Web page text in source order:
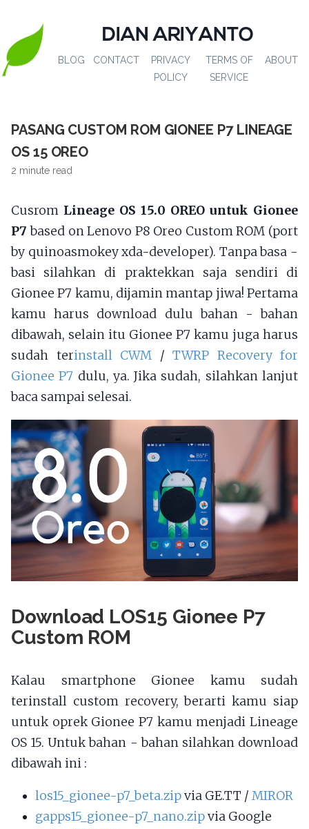
DIAN ARIYANTO
BLOG CONTACT
PRIVACY
POLICY
TERMS OF
SERVICE
ABOUT
PASANG CUSTOM ROM GIONEE P7 LINEAGE
OS 15 OREO
2 minute read
Cusrom Lineage OS 15.0 OREO untuk Gionee
P7 based on Lenovo P8 Oreo Custom ROM (port
by quinoasmokey xda-developer). Tanpa basa -
basi silahkan di praktekkan saja sendiri di
Gionee P7 kamu, dijamin mantap jiwa! Pertama
kamu harus download dulu bahan - bahan
dibawah, selain itu Gionee P7 kamu juga harus
sudah terinstall CWM / TWRP Recovery for
Gionee P7 dulu, ya. Jika sudah, silahkan lanjut
baca sampai selesai.
Download LOS15 Gionee P7
Custom ROM
Kalau smartphone Gionee kamu sudah
terinstall custom recovery, berarti kamu siap
untuk oprek Gionee P7 kamu menjadi Lineage
OS 15. Untuk bahan - bahan silahkan download
dibawah ini :
los15_gionee-p7_beta.zipvia GE.TT /MIROR
gapps15_gionee-p7_nano.zipvia Google